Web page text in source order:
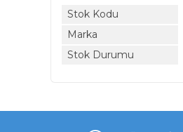
Stok Kodu
Marka
Stok Durumu